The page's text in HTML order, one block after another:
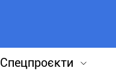
Спецпроєкти